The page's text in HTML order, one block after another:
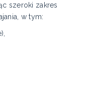
szeroki zakres
w tym: